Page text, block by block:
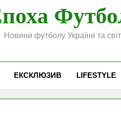
Новини футболу України та
ЕКСКЛЮЗИВ LIFESTYLE